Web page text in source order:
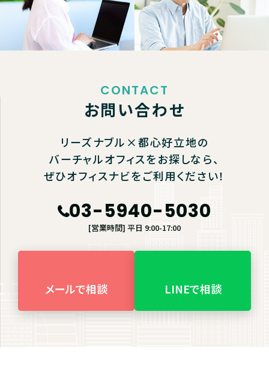
CONTACT
お問い合わせ
リーズナブル×都心好立地の
バーチャルオフィスをお探しなら、
ぜひオフィスナビをご利用ください！
03-5940-5030
[営業時間] 平日 9:00-17:00
メールで相談 LINEで相談